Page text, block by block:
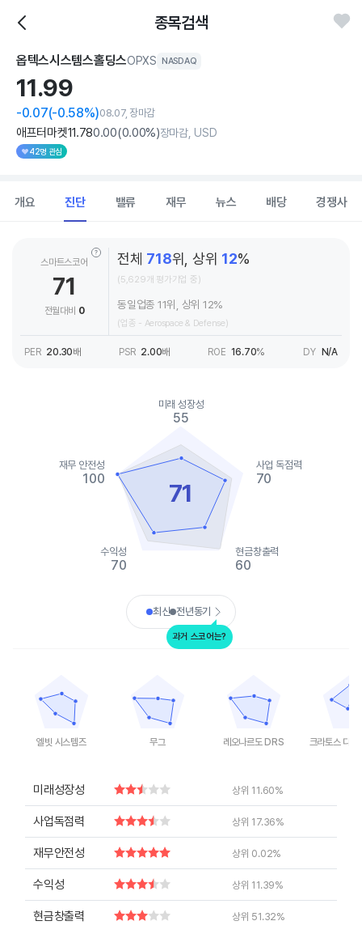
종목검색
옵텍스시스템스홀딩스OPXS NASDAQ
11.99
-0.07(-0.58%)08.07, 장마감
애프터마켓11.780.00(0.00%)장마감, USD
42명 관심
개요 진단 밸류 재무 뉴스 배당 경쟁사
스마트스코어
71
전월대비 0
전체 718위, 상위 12%
(5,629개 평가기업 중)
동일업종 11위, 상위 12%
(업종 - Aerospace & Defense)
PER 20.30배 PSR 2.00배 ROE 16.70% DY N/A
The chart has 1 Y axis displaying values. Data ranges from 55
71
미래 성장성
55
사업 독점력
70
현금창출력
60
수익성
70
재무 안전성
100
End of interactive chart.
최신 전년동기
과거 스코어는?
The chart has 1 X axis displaying categories.
The chart has 1 Y axis displaying values. Data ranges from 40
엘빗 시스템즈
The chart has 1 X axis displaying categories.
The chart has 1 Y axis displaying values.
무그
레오나르도 DRS
The chart has 1 X axis
The chart has 1 Y axis
레오나르도 DRS
The
The
미래성장성 상위 11.60%
사업독점력 상위 17.36%
재무안전성 상위 0.02%
수익성 상위 11.39%
현금창출력 상위 51.32%